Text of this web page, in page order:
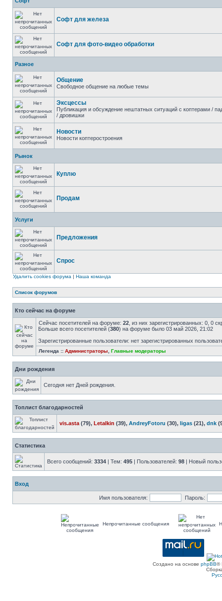
Софт для железа
Софт для фото-видео обработки
Разное
Общение
Свободное общение на любые темы
Эксцессы
Публикация и обсуждение нештатных ситуаций с коптерами /
/ дровишки
Новости
Новости коптеростроения
Рынок
Куплю
Продам
Услуги
Предложения
Спрос
Удалить cookies форума | Наша команда
Список форумов
Кто сейчас на форуме
Сейчас посетителей на форуме: 22 , из них зарегистрированных: 0, 0
Больше всего посетителей (380) на форуме было 03 май 2026, 21:02
Зарегистрированные пользователи: нет зарегистрированных
Легенда :: Администраторы Главные модераторы
Дни рождения
Сегодня нет Дней рождения.
Топлист благодарностей
vis.asta (79), Letalkin (39), AndreyFotoru (30), ligas (21), dnk
Статистика
Всего сообщений: 3334 | Тем: 495 | Пользователей: 98 | Новый
Вход
Имя пользователя: Пароль:
Непрочитанные сообщения
Создано на основе phpBB®